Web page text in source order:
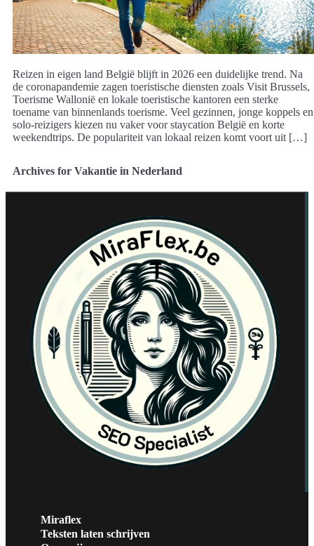
Reizen in eigen land België blijft in 2026 een duidelijke trend. Na
de coronapandemie zagen toeristische diensten zoals Visit Brussels,
Toerisme Wallonië en lokale toeristische kantoren een sterke
toename van binnenlands toerisme. Veel gezinnen, jonge koppels en
solo-reizigers kiezen nu vaker voor staycation België en korte
weekendtrips. De populariteit van lokaal reizen komt voort uit […]
Archives for Vakantie in Nederland
Miraflex
Teksten laten schrijven